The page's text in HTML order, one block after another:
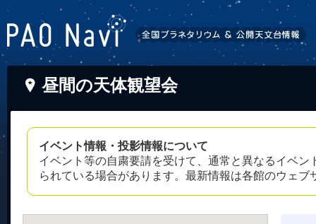
昼間の天体観望会
イベント情報・投影情報について
イベント等の自粛要請を受けて、通常と異なるイベ
られている場合があります。最新情報は各館のウェ